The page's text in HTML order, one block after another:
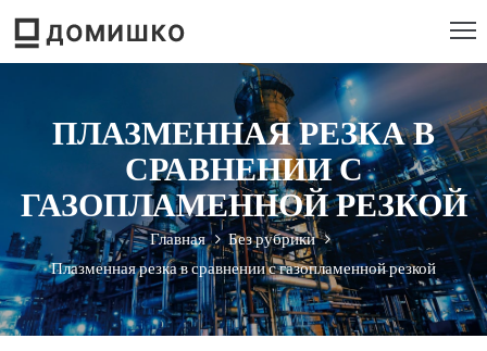
ПЛАЗМЕННАЯ РЕЗКА В
СРАВНЕНИИ С
ГАЗОПЛАМЕННОЙ РЕЗКОЙ
Главная
Без рубрики
Плазменная резка в сравнении с газопламенной резкой